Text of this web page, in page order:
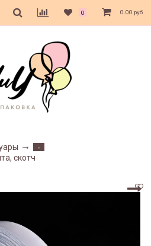
0 0.00 руб
-
скотч